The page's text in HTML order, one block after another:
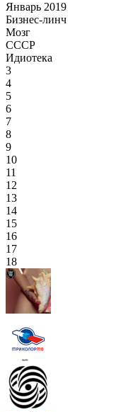
Январь 2019
Бизнес-линч
Мозг
СССР
Идиотека
3
4
5
6
7
8
9
10
11
12
13
14
15
16
17
18